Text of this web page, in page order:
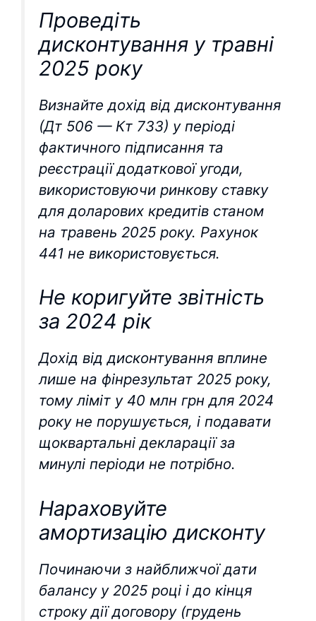
Проведіть
дисконтування у травні
2025 року
Визнайте дохід від дисконтування
(Дт 506 — Кт 733) у періоді
фактичного підписання та
реєстрації додаткової угоди,
використовуючи ринкову ставку
для доларових кредитів станом
на травень 2025 року. Рахунок
441 не використовується.
Не коригуйте звітність
за 2024 рік
Дохід від дисконтування вплине
лише на фінрезультат 2025 року,
тому ліміт у 40 млн грн для 2024
року не порушується, і подавати
щоквартальні декларації за
минулі періоди не потрібно.
Нараховуйте
амортизацію дисконту
Починаючи з найближчої дати
балансу у 2025 році і до кінця
строку дії договору (грудень